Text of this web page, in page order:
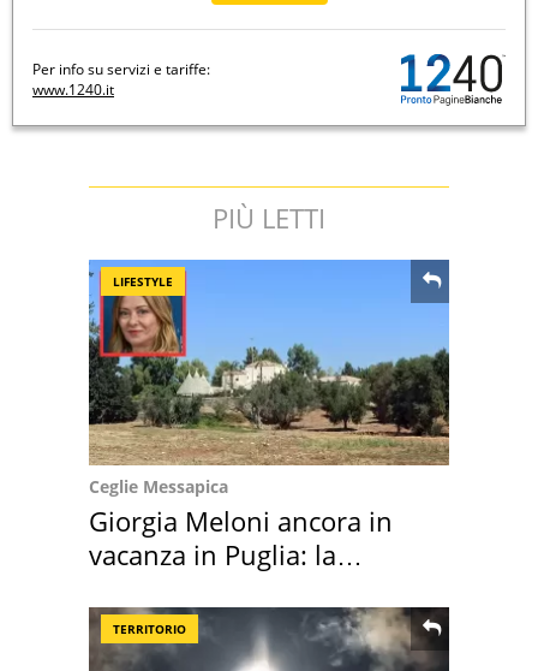
Per info su servizi e tariffe:
www.1240.it
PIÙ LETTI
LIFESTYLE
Ceglie Messapica
Giorgia Meloni ancora in
vacanza in Puglia: la
TERRITORIO